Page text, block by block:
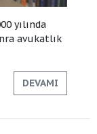
yılında
avukatlık
DEVAMI